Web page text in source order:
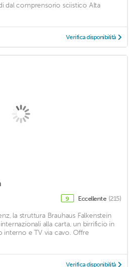
dal comprensorio sciistico Alta
Verifica disponibilità
9 Eccellente (215)
la struttura Brauhaus Falkenstein
alla carta, un birrificio in
e TV via cavo. Offre
Verifica disponibilità